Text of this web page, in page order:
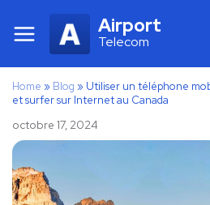
Airport
Telecom
Home » Blog » Utiliser un téléphone
et surfer sur Internet au Canada
octobre 17, 2024